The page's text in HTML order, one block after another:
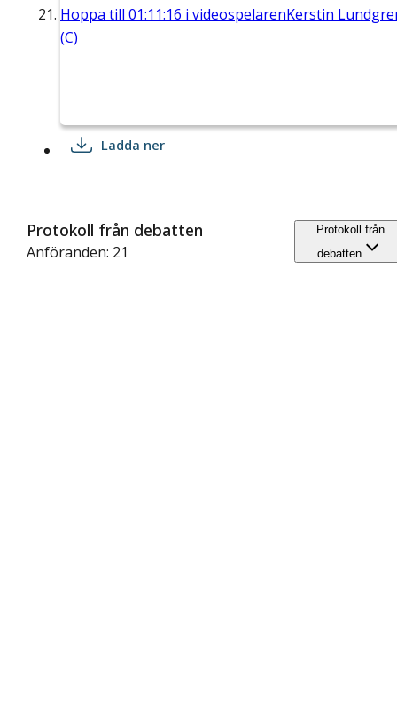
Hoppa till 01:11:16 i videospelarenKerstin
(C)
Ladda ner
Protokoll från debatten
Anföranden: 21
Protokoll från
debatten